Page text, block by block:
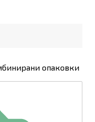
опаковки